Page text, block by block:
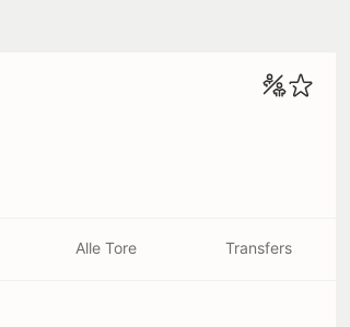
Alle Tore Transfers